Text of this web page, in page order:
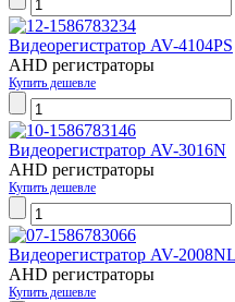
Видеорегистратор AV-4104PS
AHD регистраторы
Купить дешевле
Видеорегистратор AV-3016N
AHD регистраторы
Купить дешевле
Видеорегистратор AV-2008NL
AHD регистраторы
Купить дешевле